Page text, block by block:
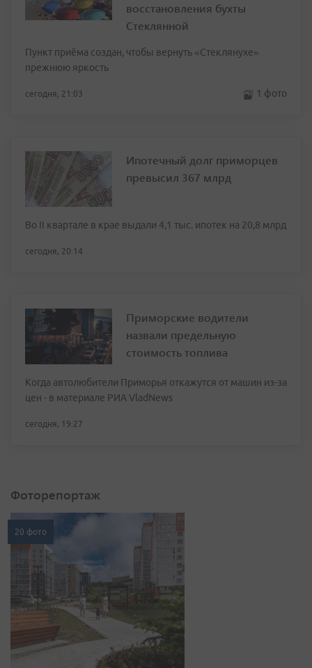
восстановления бухты
Стеклянной
Пункт приёма создан, чтобы вернуть «Стеклянухе»
прежнюю яркость
сегодня, 21:03 1 фото
Ипотечный долг приморцев
превысил 367 млрд
Во II квартале в крае выдали 4,1 тыс. ипотек на 20,8 млрд
сегодня, 20:14
Приморские водители
назвали предельную
стоимость топлива
Когда автолюбители Приморья откажутся от машин из-за
цен - в материале РИА VladNews
сегодня, 19:27
Фоторепортаж
20 фото